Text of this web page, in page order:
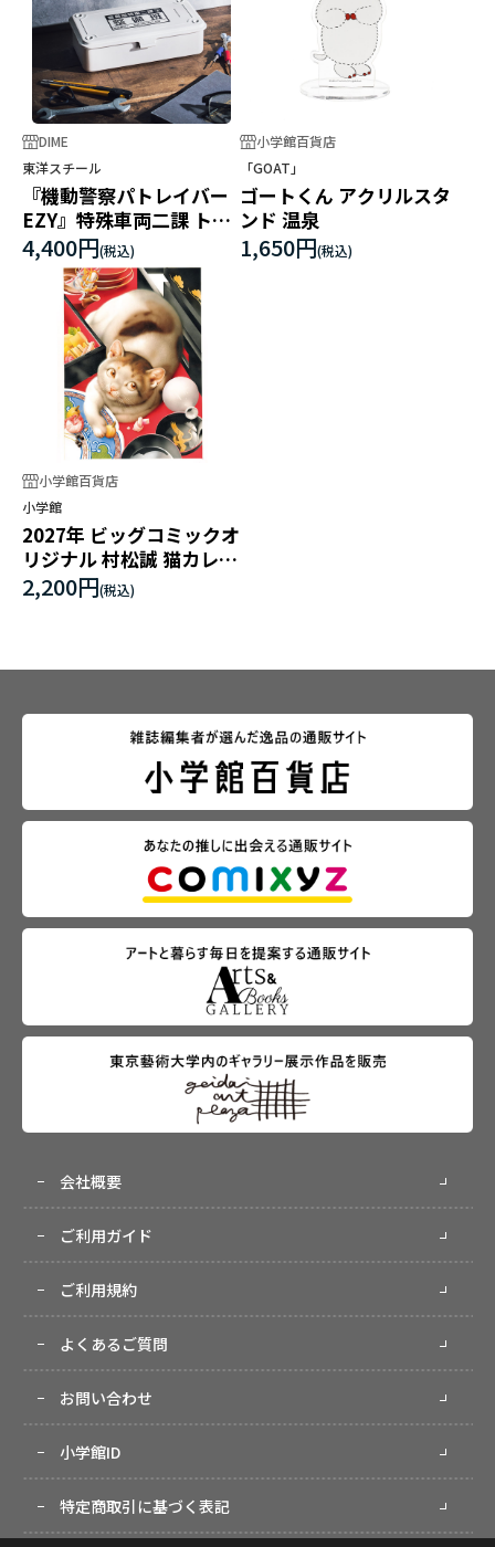
DIME
東洋スチール
『機動警察パトレイバー
EZY』特殊車両二課 トラ
ンク型工具箱 T-190
4,400円
小学館百貨店
「GOAT」
ゴートくん アクリルスタ
ンド 温泉
1,650円
小学館百貨店
小学館
2027年 ビッグコミックオ
リジナル 村松誠 猫カレン
ダー
2,200円
会社概要
ご利用ガイド
ご利用規約
よくあるご質問
お問い合わせ
小学館ID
特定商取引に基づく表記